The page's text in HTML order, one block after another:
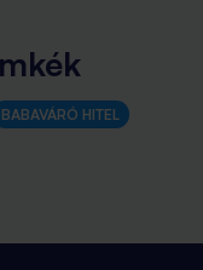
BABAVÁRÓ HITEL